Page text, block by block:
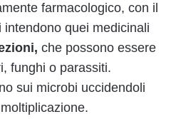
farmacologico, con il
quei medicinali
che possono essere
funghi o parassiti.
sui microbi uccidendoli